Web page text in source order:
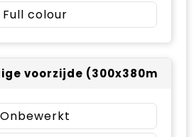
Full colour
voorzijde (300x380mm)
Onbewerkt